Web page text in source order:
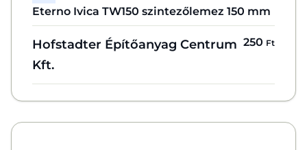
Eterno Ivica TW150 szintezőlemez 150 mm
Hofstadter Építőanyag Centrum
Kft.
250 Ft